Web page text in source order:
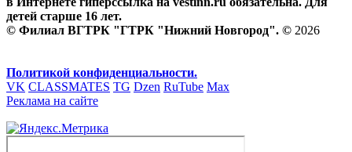
детей старше 16 лет.
© Филиал ВГТРК "ГТРК "Нижний Новгород". © 2026
Политикой конфиденциальности.
VK CLASSMATES TG Dzen RuTube Max
Реклама на сайте